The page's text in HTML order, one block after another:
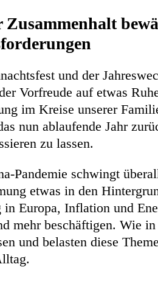
Zusammenhalt
und der
Vorfreude auf etwas
im Kreise unserer
nun ablaufende Jahr
zu lassen.
Pandemie schwingt
etwas in den
Europa, Inflation und
mehr beschäftigen. Wie
und belasten diese